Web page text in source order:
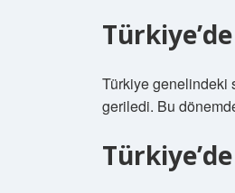
Türkiye genelindeki
geriledi. Bu